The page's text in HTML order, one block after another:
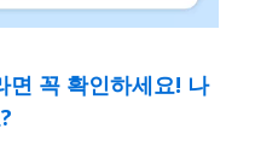
면 꼭 확인하세요! 나